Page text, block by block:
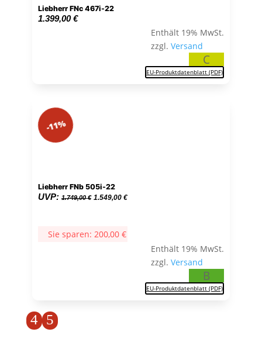
Liebherr FNc 467i-22
1.399,00€
Enthält 19% MwSt.
zzgl.Versand
C
EU-Produktdatenblatt (PDF)
Liebherr FNb 505i-22
UVP: 1.749,00€ Ursprünglicher
1.749,00 €
1.549,00 €Aktueller
Sie sparen: 200,00 €
Enthält 19% MwSt.
zzgl.Versand
B
EU-Produktdatenblatt (PDF)
-11%
4 5